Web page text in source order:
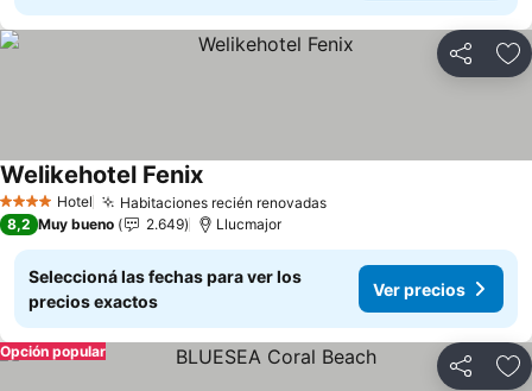
Compartir
4 EstrellasHotel Habitaciones recién renovadasVer precios
Welikehotel FenixVer precios
8,2 Muy bueno 2.649 Llucmajor
Seleccioná las fechas para ver los
precios exactos
Ver precios
Compartir
Opción popular